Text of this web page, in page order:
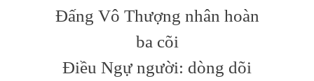
Đấng Vô Thượng nhân hoàn
ba cõi
Điều Ngự người: dòng dõi